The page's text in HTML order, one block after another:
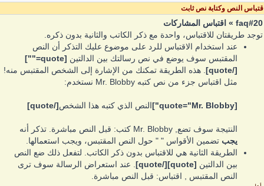
النص وكتابة نص ثابت
faq#20 » اقتباس المشاركات
توجد طريقتان للاقتباس، واحدة مع ذكر الكاتب والثانية بدون ذكره.
عند استخدام الاقتباس للرد على موضوع عليك التذكر أن النص
المقتبس سوف يوضع في نص رسالتك بين الدالتين
[quote=""]
[/quote]
. هذه الطريقة تمكنك من الإشارة إلى الشخص المقتبس منه!
مثل اقتباس جزء من نص كتبه Mr. Blobby نستخدم:
[quote="Mr. Blobby"] النص الذي كتبه هذا الشخص[/quote]
النتيجة سوف تضع, Mr. Blobby كتب: قبل النص مباشرة. تذكر أنه
يجب تضمين الأقواس " " حول النص المقتبس، ويجب استعمالها.
الطريقة الثانية هي للاقتباس بدون ذكر الكاتب. لتفعل ذلك ضع النص
بين الدالتين [quote][/quote]
. عند استعراض الرسالة سوف ترى
النص المقتبس , اقتباس: قبل النص مباشرة.